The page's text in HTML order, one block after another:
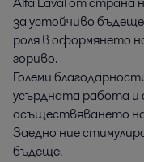
за устойчиво
роля в оформянето
гориво.
Големи
усърдната работа
осъществяването
Заедно ние
бъдеще.